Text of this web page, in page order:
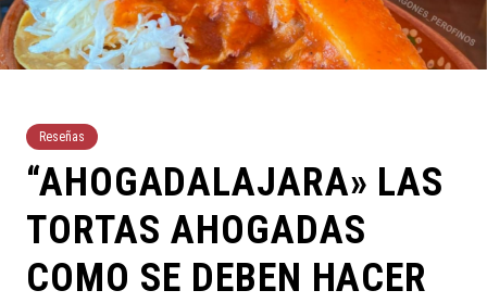
Reseñas
“AHOGADALAJARA» LAS
TORTAS AHOGADAS
COMO SE DEBEN HACER